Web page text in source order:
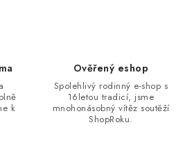
k
Ověřený eshop
Spolehlivý rodinný e-shop s
16letou tradicí, jsme
mnohonásobný vítěz soutěží
ShopRoku.